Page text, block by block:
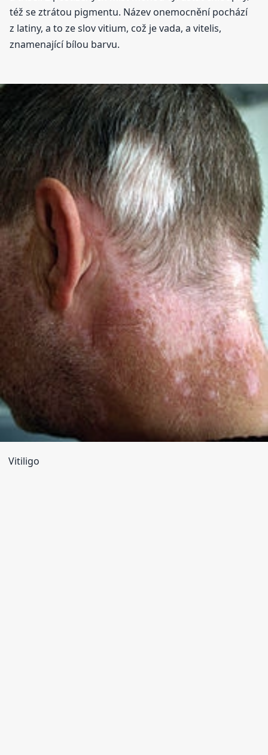
též se ztrátou pigmentu. Název onemocnění pochází
z latiny, a to ze slov vitium, což je vada, a vitelis,
znamenající bílou barvu.
Vitiligo